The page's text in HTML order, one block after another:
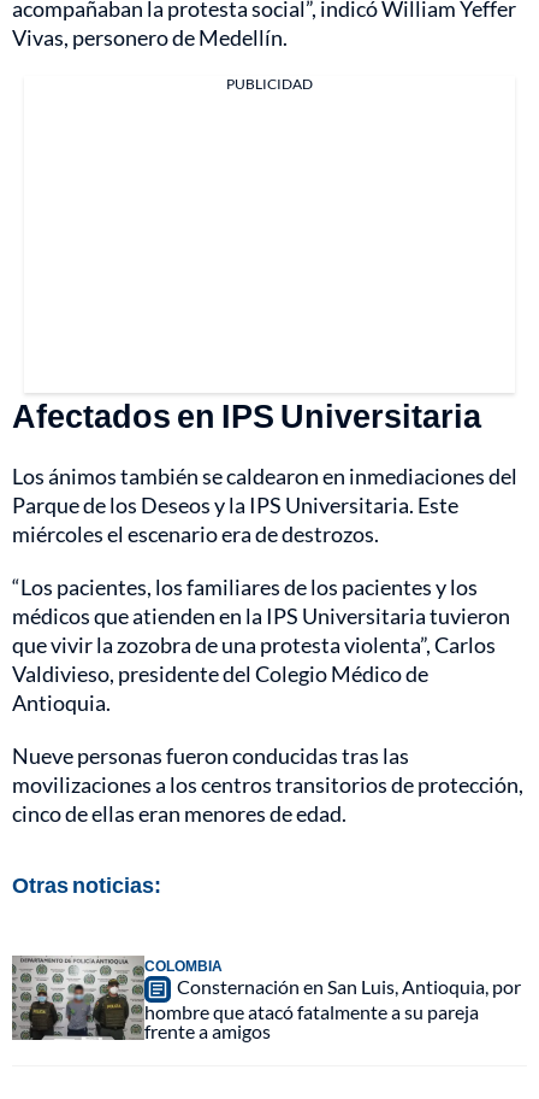
acompañaban la protesta social”, indicó William Yeffer
Vivas, personero de Medellín.
PUBLICIDAD
Afectados en IPS Universitaria
Los ánimos también se caldearon en inmediaciones del
Parque de los Deseos y la IPS Universitaria. Este
miércoles el escenario era de destrozos.
“Los pacientes, los familiares de los pacientes y los
médicos que atienden en la IPS Universitaria tuvieron
que vivir la zozobra de una protesta violenta”, Carlos
Valdivieso, presidente del Colegio Médico de
Antioquia.
Nueve personas fueron conducidas tras las
movilizaciones a los centros transitorios de protección,
cinco de ellas eran menores de edad.
Otras noticias:
COLOMBIA
Consternación en San Luis, Antioquia, por
hombre que atacó fatalmente a su pareja
frente a amigos